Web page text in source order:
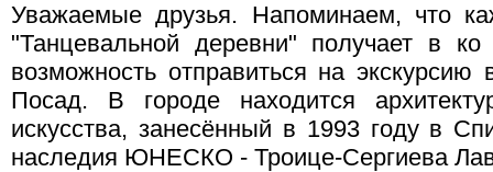
Уважаемые друзья. Напоминаем, что
"Танцевальной деревни" получает в
возможность отправиться на
Посад. В городе находится
искусства, занесённый в 1993 году в
наследия ЮНЕСКО - Троице-Сергиева